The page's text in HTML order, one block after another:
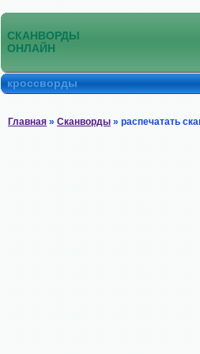
СКАНВОРДЫ
ОНЛАЙН
кроссворды
Главная » Сканворды » распечатать